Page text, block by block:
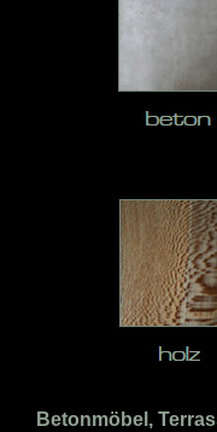
Betonmöbel,